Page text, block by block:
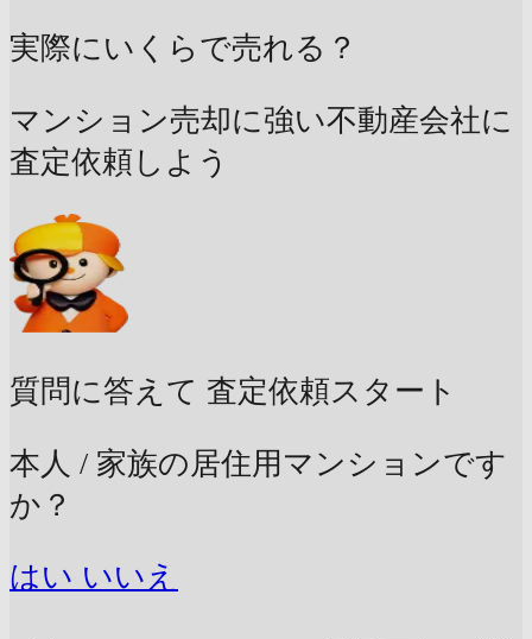
実際にいくらで売れる？
マンション売却に強い不動産会社に
査定依頼しよう
質問に答えて 査定依頼スタート
本人 / 家族の居住用マンションです
か？
はい いいえ